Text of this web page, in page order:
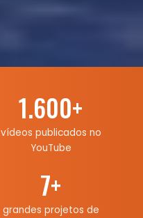
1.600+
vídeos publicados no
YouTube
7+
grandes projetos de